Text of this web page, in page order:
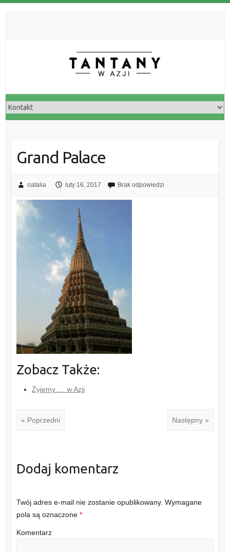
Grand Palace
natalia luty 16, 2017 Brak odpowiedzi
Zobacz Także:
Żyjemy…. w Azji
« Poprzedni Następny »
Dodaj komentarz
Twój adres e-mail nie zostanie opublikowany. Wymagane
pola są oznaczone *
Komentarz